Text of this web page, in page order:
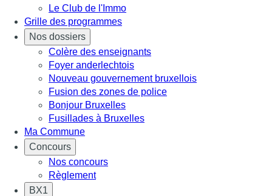
Le Club de l'Immo
Grille des programmes
Nos dossiers
Colère des enseignants
Foyer anderlechtois
Nouveau gouvernement bruxellois
Fusion des zones de police
Bonjour Bruxelles
Fusillades à Bruxelles
Ma Commune
Concours
Nos concours
Règlement
BX1